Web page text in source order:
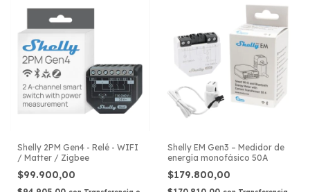
Shelly 2PM Gen4 - Relé - WIFI
/ Matter / Zigbee
$99.900,00
Shelly EM Gen3 – Medidor de
energía monofásico 50A
$179.800,00